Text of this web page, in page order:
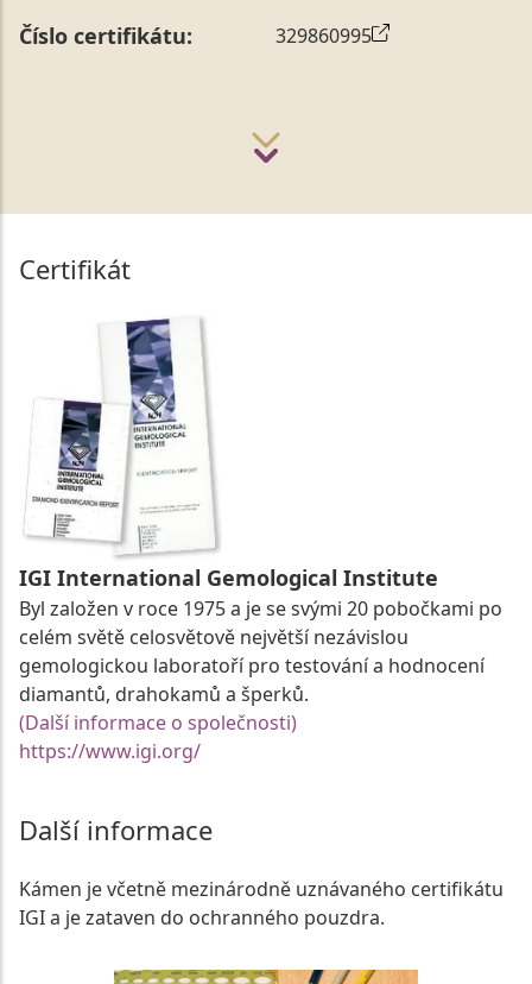
Číslo certifikátu: 329860995
Certifikát
IGI International Gemological Institute
Byl založen v roce 1975 a je se svými 20 pobočkami po
celém světě celosvětově největší nezávislou
gemologickou laboratoří pro testování a hodnocení
diamantů, drahokamů a šperků.
(Další informace o společnosti)
https://www.igi.org/
Další informace
Kámen je včetně mezinárodně uznávaného certifikátu
IGI a je zataven do ochranného pouzdra.